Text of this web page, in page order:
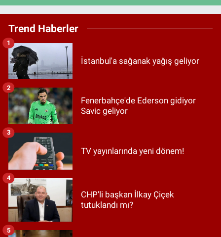
Trend Haberler
İstanbul'a sağanak yağış geliyor
1
Fenerbahçe'de Ederson gidiyor
Savic geliyor
2
TV yayınlarında yeni dönem!
3
CHP'li başkan İlkay Çiçek
tutuklandı mı?
4
5